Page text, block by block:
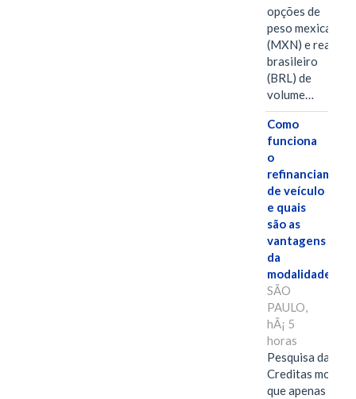
opções de
peso mexicano
(MXN) e real
brasileiro
(BRL) de
volume…
Como
funciona
o
de veículo
e quais
são as
vantagens
da
modalidade?
SÃO
PAULO,
hÃ¡ 5
horas
Pesquisa da
Creditas mostra
que apenas 28%